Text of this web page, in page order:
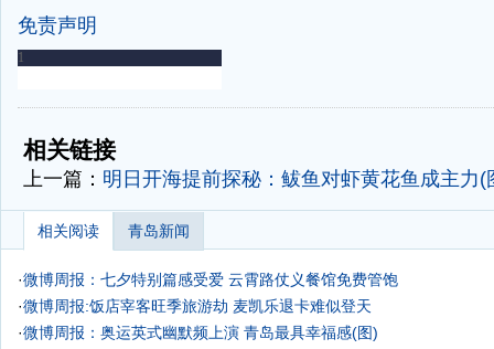
免责声明
-
相关链接
上一篇： 明日开海提前探秘：鲅鱼对虾黄花鱼成主力(
相关阅读 青岛新闻
·微博周报：七夕特别篇感受爱 云霄路仗义餐馆免费管饱
·微博周报:饭店宰客旺季旅游劫 麦凯乐退卡难似登天
·微博周报：奥运英式幽默频上演 青岛最具幸福感(图)